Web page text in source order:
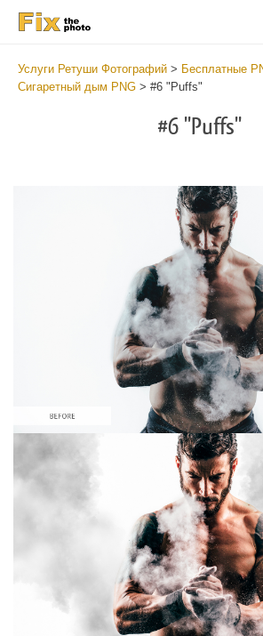
Услуги Ретуши Фотографий > Бесплатные
Сигаретный дым PNG > #6 "Puffs"
#6 "Puffs"
Выберите Вариант
Free PNG Overlay #6
Small 800*533px
Smoke Effect